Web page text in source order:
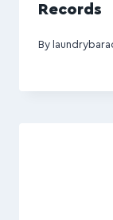
Records
By